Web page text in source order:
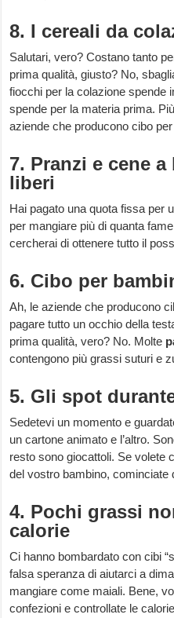
8. I cereali da
Salutari, vero? Costano tanto
prima qualità, giusto? No,
fiocchi per la colazione spende
spende per la materia prima.
aziende che producono cibo
7. Pranzi e cene
liberi
Hai pagato una quota fissa per
per mangiare più di quanta
cercherai di ottenere tutto il
6. Cibo per
Ah, le aziende che producono
pagare tutto un occhio della
prima qualità, vero? No. Molte
contengono più grassi suturi e
5. Gli spot
Sedetevi un momento e
un cartone animato e l’altro.
resto sono giocattoli. Se volete
del vostro bambino, cominciate
4. Pochi grassi
calorie
Ci hanno bombardato con cibi
falsa speranza di aiutarci a
mangiare come maiali. Bene,
confezioni e controllate le